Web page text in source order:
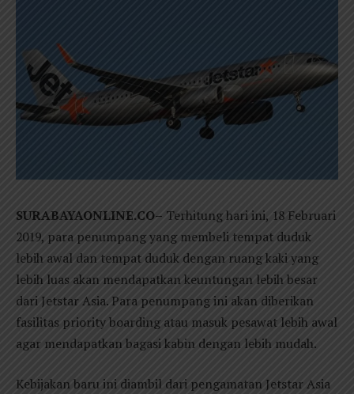
SURABAYAONLINE.CO– Terhitung hari ini, 18 Februari
2019, para penumpang yang membeli tempat duduk
lebih awal dan tempat duduk dengan ruang kaki yang
lebih luas akan mendapatkan keuntungan lebih besar
dari Jetstar Asia. Para penumpang ini akan diberikan
fasilitas priority boarding atau masuk pesawat lebih awal
agar mendapatkan bagasi kabin dengan lebih mudah.
Kebijakan baru ini diambil dari pengamatan Jetstar Asia